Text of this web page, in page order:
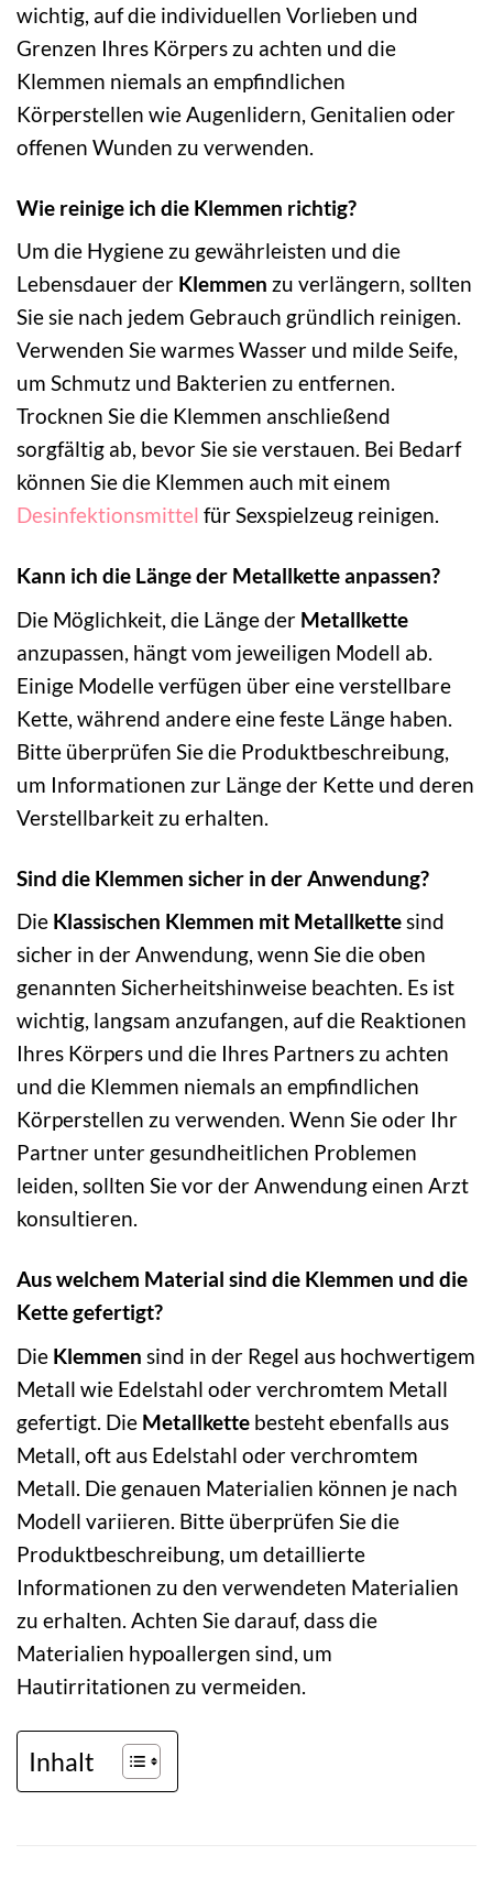
wichtig, auf die individuellen Vorlieben und
Grenzen Ihres Körpers zu achten und die
Klemmen niemals an empfindlichen
Körperstellen wie Augenlidern, Genitalien oder
offenen Wunden zu verwenden.
Wie reinige ich die Klemmen richtig?
Um die Hygiene zu gewährleisten und die
Lebensdauer der Klemmen zu verlängern, sollten
Sie sie nach jedem Gebrauch gründlich reinigen.
Verwenden Sie warmes Wasser und milde Seife,
um Schmutz und Bakterien zu entfernen.
Trocknen Sie die Klemmen anschließend
sorgfältig ab, bevor Sie sie verstauen. Bei Bedarf
können Sie die Klemmen auch mit einem
Desinfektionsmittel für Sexspielzeug reinigen.
Kann ich die Länge der Metallkette anpassen?
Die Möglichkeit, die Länge der Metallkette
anzupassen, hängt vom jeweiligen Modell ab.
Einige Modelle verfügen über eine verstellbare
Kette, während andere eine feste Länge haben.
Bitte überprüfen Sie die Produktbeschreibung,
um Informationen zur Länge der Kette und deren
Verstellbarkeit zu erhalten.
Sind die Klemmen sicher in der Anwendung?
Die Klassischen Klemmen mit Metallkettesind
sicher in der Anwendung, wenn Sie die oben
genannten Sicherheitshinweise beachten. Es ist
wichtig, langsam anzufangen, auf die Reaktionen
Ihres Körpers und die Ihres Partners zu achten
und die Klemmen niemals an empfindlichen
Körperstellen zu verwenden. Wenn Sie oder Ihr
Partner unter gesundheitlichen Problemen
leiden, sollten Sie vor der Anwendung einen Arzt
konsultieren.
Aus welchem Material sind die Klemmen und die
Kette gefertigt?
Die Klemmen sind in der Regel aus hochwertigem
Metall wie Edelstahl oder verchromtem Metall
gefertigt. Die Metallkette besteht ebenfalls aus
Metall, oft aus Edelstahl oder verchromtem
Metall. Die genauen Materialien können je nach
Modell variieren. Bitte überprüfen Sie die
Produktbeschreibung, um detaillierte
Informationen zu den verwendeten Materialien
zu erhalten. Achten Sie darauf, dass die
Materialien hypoallergen sind, um
Hautirritationen zu vermeiden.
Inhalt